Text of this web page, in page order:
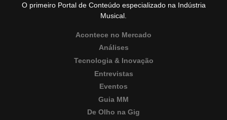
O primeiro Portal de Conteúdo especializado na Indústria
Musical.
Acontece no Mercado
Análises
Tecnologia & Inovação
Entrevistas
Eventos
Guia MM
De Olho na Gig